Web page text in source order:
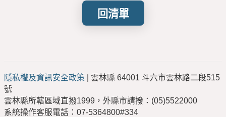
回清單
隱私權及資訊安全政策 | 雲林縣 64001 斗六市雲林路二段515
號
雲林縣所轄區域直撥1999，外縣市請撥：(05)5522000
系統操作客服電話：07-5364800#334